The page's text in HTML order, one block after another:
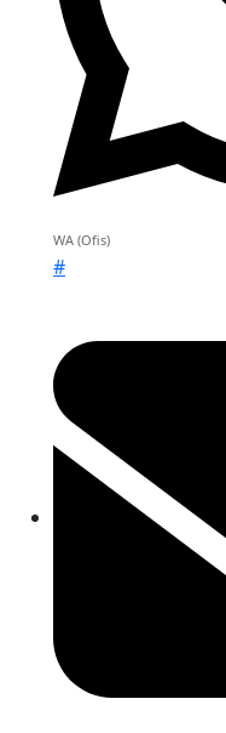
WA (Ofis)
#